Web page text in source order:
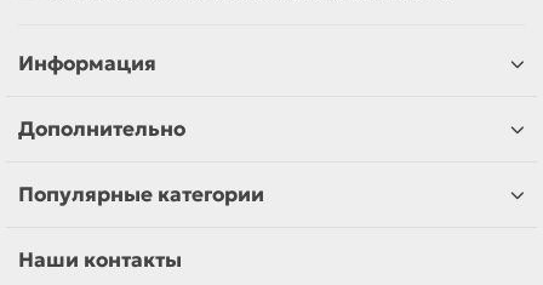
Информация
Дополнительно
Популярные категории
Наши контакты